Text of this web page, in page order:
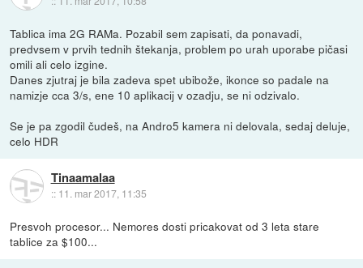
Tablica ima 2G RAMa. Pozabil sem zapisati, da ponavadi,
predvsem v prvih tednih štekanja, problem po urah uporabe pičasi
omili ali celo izgine.
Danes zjutraj je bila zadeva spet ubibože, ikonce so padale na
namizje cca 3/s, ene 10 aplikacij v ozadju, se ni odzivalo.
Se je pa zgodil čudeš, na Andro5 kamera ni delovala, sedaj deluje,
celo HDR
Tinaamalaa
:: 11. mar 2017, 11:35
Presvoh procesor... Nemores dosti pricakovat od 3 leta stare
tablice za $100...